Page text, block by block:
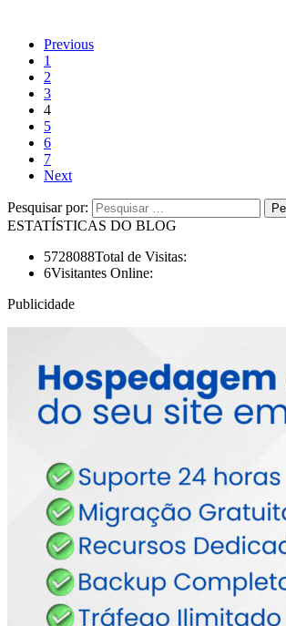
Previous
1
2
3
4
5
6
7
Next
Pesquisar por:
ESTATÍSTICAS DO BLOG
5728088Total de Visitas:
6Visitantes Online:
Publicidade